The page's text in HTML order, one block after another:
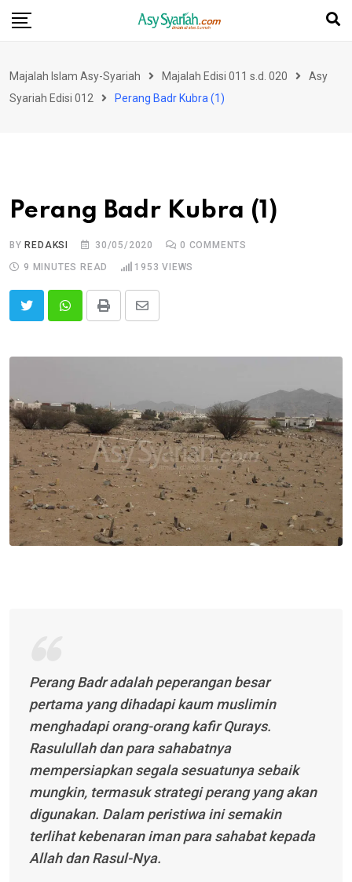
Skip
Majalah Islam Asy-Syariah Majalah Edisi 011 s.d. 020
Asy
Syariah Edisi 012
Perang Badr Kubra (1)
Perang Badr Kubra (1)
BYREDAKSI 30/05/2020 0 COMMENTS
9 MINUTES READ
1953 VIEWS
Print
Share
Email
Perang Badr adalah peperangan besar
pertama yang dihadapi kaum muslimin
menghadapi orang-orang kafir Qurays.
Rasulullah dan para sahabatnya
mempersiapkan segala sesuatunya sebaik
mungkin, termasuk strategi perang yang akan
digunakan. Dalam peristiwa ini semakin
terlihat kebenaran iman para sahabat kepada
Allah dan Rasul-Nya.